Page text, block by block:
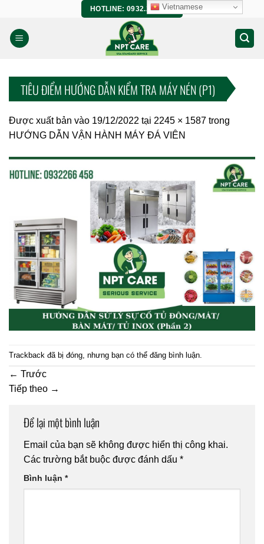
nội
dung
HOTLINE: 0932.266.458
TIÊU ĐIỂM HƯỚNG DẪN KIỂM TRA MÁY NÉN (P1)
Được xuất bản vào 19/12/2022 tại 2245 × 1587 trong
HƯỚNG DẪN VẬN HÀNH MÁY ĐÁ VIÊN
Trackback đã bị đóng, nhưng bạn có thể đăng bình luận
← Trước
Tiếp theo →
Để lại một bình luận
Email của bạn sẽ không được hiển thị công khai.
Các trường bắt buộc được đánh dấu *
Bình luận *
Vietnamese